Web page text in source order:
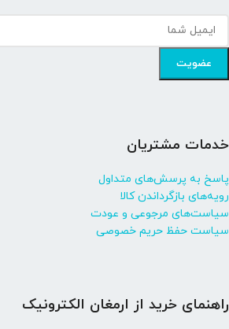
خدمات مشتریان
پاسخ به پرسش‌های متداول
رویه‌های بازگرداندن کالا
سیاست‌های مرجوعی و عودت
سیاست حفظ حریم خصوصی
راهنمای خرید از ارمغان الکترونیک